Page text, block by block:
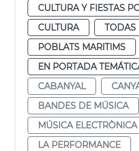
CULTURA Y FIESTAS
CULTURA
TODAS
POBLATS MARITIMS
EN PORTADA
CABANYAL
BANDES DE MÚSICA
MÚSICA ELECTRÒNICA
LA PERFORMANCE